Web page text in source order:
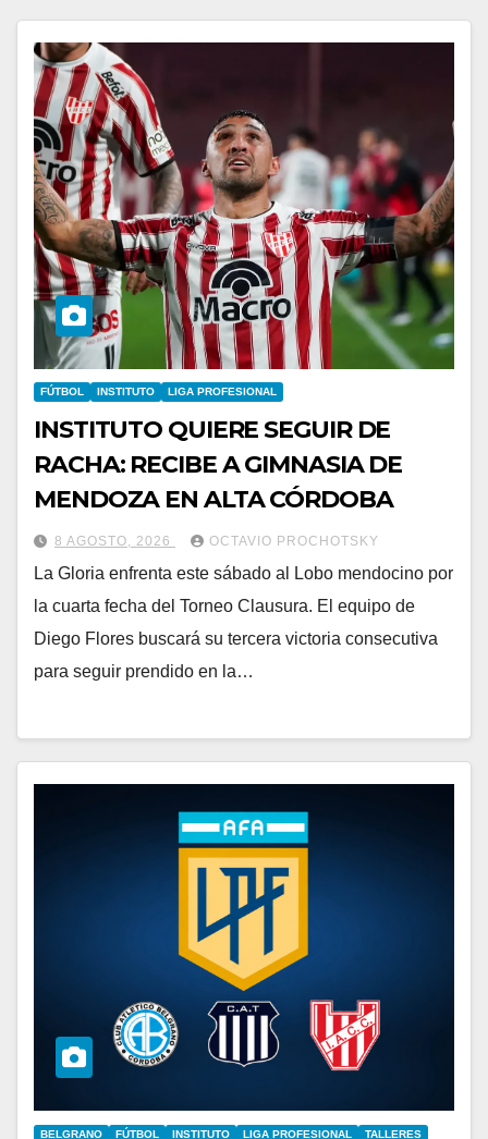
FÚTBOL INSTITUTO LIGA PROFESIONAL
INSTITUTO QUIERE SEGUIR DE
RACHA: RECIBE A GIMNASIA DE
MENDOZA EN ALTA CÓRDOBA
8 AGOSTO, 2026 OCTAVIO PROCHOTSKY
La Gloria enfrenta este sábado al Lobo mendocino por
la cuarta fecha del Torneo Clausura. El equipo de
Diego Flores buscará su tercera victoria consecutiva
para seguir prendido en la…
BELGRANO FÚTBOL INSTITUTO LIGA PROFESIONAL TALLERES